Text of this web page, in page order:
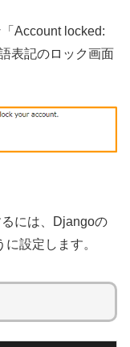
Account locked:
表記のロック画面
には、Djangoの
設定します。